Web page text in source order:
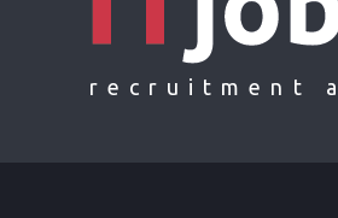
recruitment